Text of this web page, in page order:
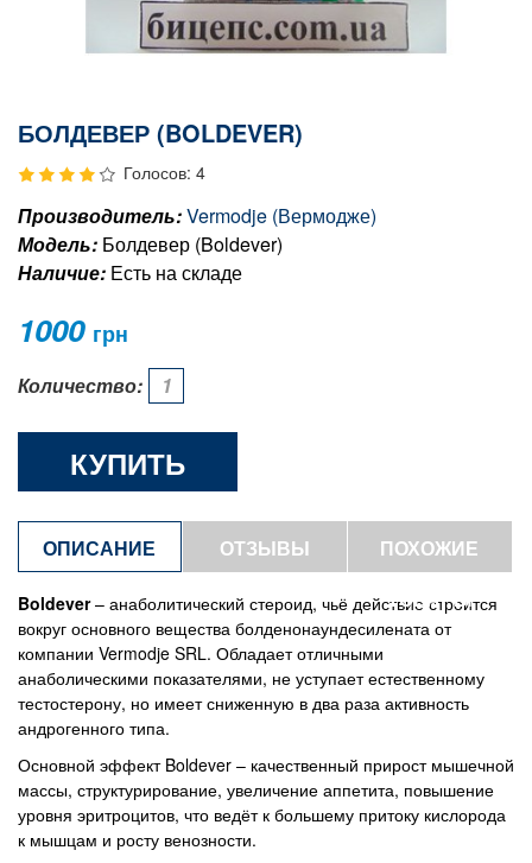
БОЛДЕВЕР (BOLDEVER)
Голосов: 4
Производитель:Vermodje (Вермодже)
Модель: Болдевер (Boldever)
Наличие: Есть на складе
1000 грн
Количество:
КУПИТЬ
ОПИСАНИЕ ОТЗЫВЫ
ПОХОЖИЕ
ТОВАРЫ
Boldever– анаболитический стероид, чьё действие строится
вокруг основного вещества болденонаундесилената от
компании Vermodje SRL. Обладает отличными
анаболическими показателями, не уступает естественному
тестостерону, но имеет сниженную в два раза активность
андрогенного типа.
Основной эффект Boldever – качественный прирост мышечной
массы, структурирование, увеличение аппетита, повышение
уровня эритроцитов, что ведёт к большему притоку кислорода
к мышцам и росту венозности.